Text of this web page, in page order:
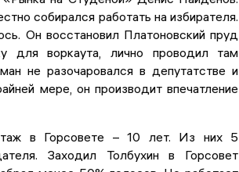
собирался работать на избирателя.
Он восстановил Платоновский пруд
для воркаута, лично проводил там
не разочаровался в депутатстве и
мере, он производит впечатление
в Горсовете – 10 лет. Из них 5
Заходил Толбухин в Горсовет